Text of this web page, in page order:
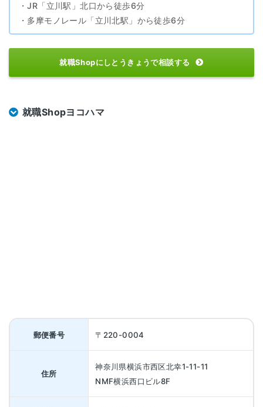
・JR「立川駅」北口から徒歩6分
・多摩モノレール「立川北駅」から徒歩6分
就職Shopにしとうきょうで相談する
就職Shopヨコハマ
郵便番号 〒220-0004
住所
神奈川県横浜市西区北幸1-11-11
NMF横浜西口ビル8F